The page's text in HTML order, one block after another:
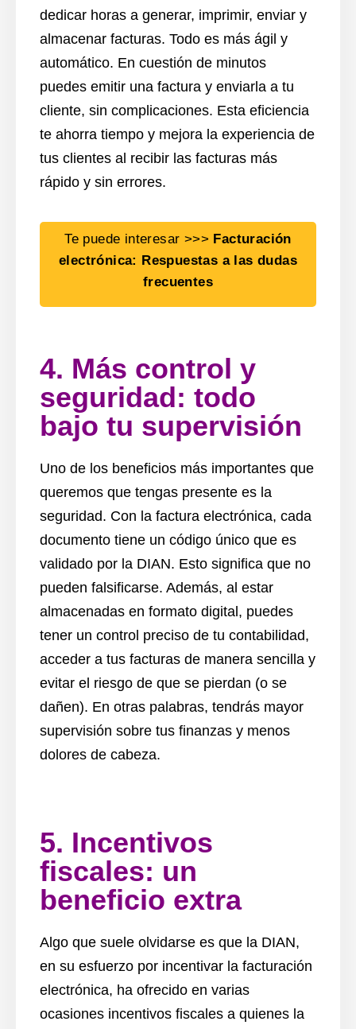
dedicar horas a generar, imprimir, enviar y
almacenar facturas. Todo es más ágil y
automático. En cuestión de minutos
puedes emitir una factura y enviarla a tu
cliente, sin complicaciones. Esta eficiencia
te ahorra tiempo y mejora la experiencia de
tus clientes al recibir las facturas más
rápido y sin errores.
Te puede interesar >>> Facturación
electrónica: Respuestas a las dudas
frecuentes
4. Más control y
seguridad: todo
bajo tu supervisión
Uno de los beneficios más importantes que
queremos que tengas presente es la
seguridad. Con la factura electrónica, cada
documento tiene un código único que es
validado por la DIAN. Esto significa que no
pueden falsificarse. Además, al estar
almacenadas en formato digital, puedes
tener un control preciso de tu contabilidad,
acceder a tus facturas de manera sencilla y
evitar el riesgo de que se pierdan (o se
dañen). En otras palabras, tendrás mayor
supervisión sobre tus finanzas y menos
dolores de cabeza.
5. Incentivos
fiscales: un
beneficio extra
Algo que suele olvidarse es que la DIAN,
en su esfuerzo por incentivar la facturación
electrónica, ha ofrecido en varias
ocasiones incentivos fiscales a quienes la